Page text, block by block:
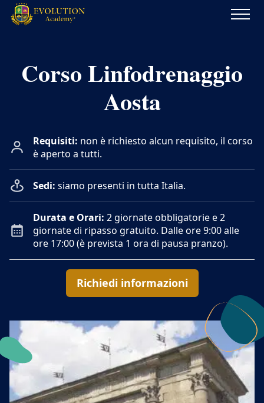
Corso Linfodrenaggio
Aosta
Requisiti: non è richiesto alcun requisito, il corso
è aperto a tutti.
Sedi: siamo presenti in tutta Italia.
Durata e Orari: 2 giornate obbligatorie e 2
giornate di ripasso gratuito. Dalle ore 9:00 alle
ore 17:00 (è prevista 1 ora di pausa pranzo).
Richiedi informazioni